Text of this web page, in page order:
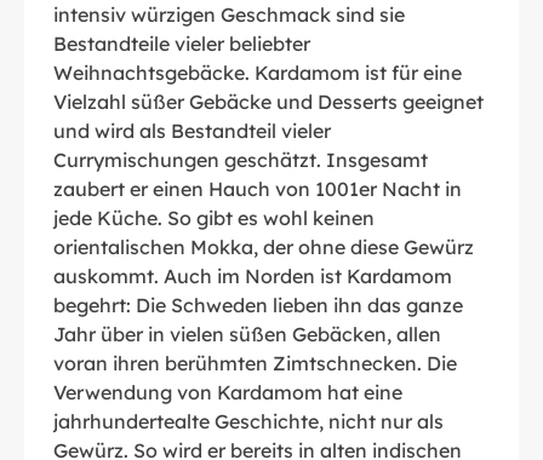
intensiv würzigen Geschmack sind sie
Bestandteile vieler beliebter
Weihnachtsgebäcke. Kardamom ist für eine
Vielzahl süßer Gebäcke und Desserts geeignet
und wird als Bestandteil vieler
Currymischungen geschätzt. Insgesamt
zaubert er einen Hauch von 1001er Nacht in
jede Küche. So gibt es wohl keinen
orientalischen Mokka, der ohne diese Gewürz
auskommt. Auch im Norden ist Kardamom
begehrt: Die Schweden lieben ihn das ganze
Jahr über in vielen süßen Gebäcken, allen
voran ihren berühmten Zimtschnecken. Die
Verwendung von Kardamom hat eine
jahrhundertealte Geschichte, nicht nur als
Gewürz. So wird er bereits in alten indischen